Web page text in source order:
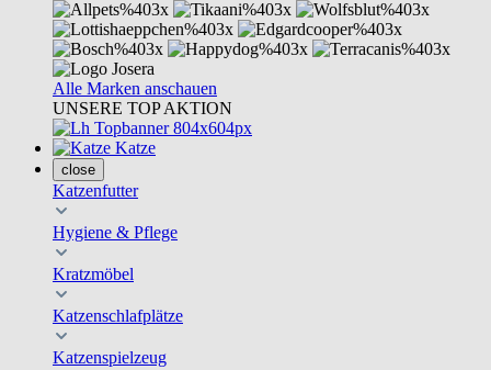
Alle Marken anschauen
UNSERE TOP AKTION
Katze
close
Katzenfutter
Hygiene & Pflege
Kratzmöbel
Katzenschlafplätze
Katzenspielzeug